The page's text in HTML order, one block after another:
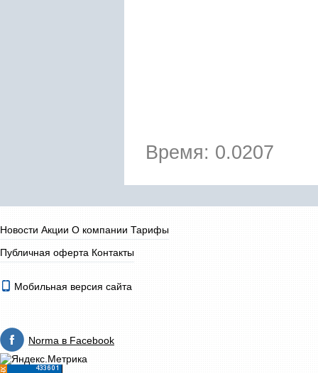
Время: 0.0207
Новости Акции О компании Тарифы
Публичная оферта Контакты
Мобильная версия сайта
Norma в Facebook